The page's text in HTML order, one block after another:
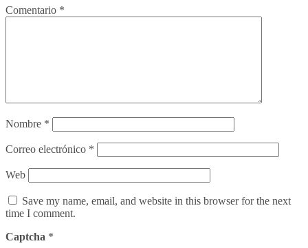
Comentario *
Nombre *
Correo electrónico *
Web
Save my name, email, and website in this browser for the next
time I comment.
Captcha *